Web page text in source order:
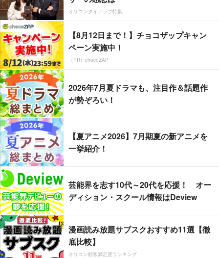
オリコンタイアップ特集
【8月12日まで！】チョコザップキャン
ペーン実施中！
（PR）chocoZAP
2026年7月夏ドラマも、注目作＆話題作
が勢ぞろい！
【夏アニメ2026】7月期夏の新アニメを
一挙紹介！
芸能界を志す10代～20代を応援！ オー
ディション・スクール情報はDeview
漫画読み放題サブスクおすすめ11選【徹
底比較】
オリコン顧客満足度ランキング